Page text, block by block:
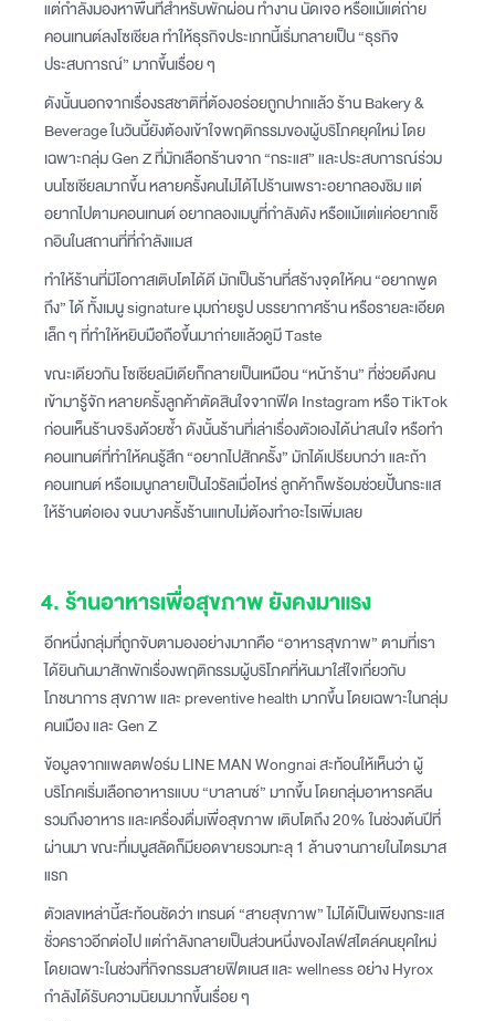
แต่กำลังมองหาพื้นที่สำหรับพักผ่อน ทำงาน นัดเจอ หรือแม้แต่ถ่าย
คอนเทนต์ลงโซเชียล ทำให้ธุรกิจประเภทนี้เริ่มกลายเป็น “ธุรกิจ
ประสบการณ์” มากขึ้นเรื่อย ๆ
ดังนั้นนอกจากเรื่องรสชาติที่ต้องอร่อยถูกปากแล้ว ร้าน Bakery &
Beverage ในวันนี้ยังต้องเข้าใจพฤติกรรมของผู้บริโภคยุคใหม่ โดย
เฉพาะกลุ่ม Gen Z ที่มักเลือกร้านจาก “กระแส” และประสบการณ์ร่วม
บนโซเชียลมากขึ้น หลายครั้งคนไม่ได้ไปร้านเพราะอยากลองชิม แต่
อยากไปตามคอนเทนต์ อยากลองเมนูที่กำลังดัง หรือแม้แต่แค่อยากเช็
กอินในสถานที่ที่กำลังแมส
ทำให้ร้านที่มีโอกาสเติบโตได้ดี มักเป็นร้านที่สร้างจุดให้คน “อยากพูด
ถึง” ได้ ทั้งเมนู signature มุมถ่ายรูป บรรยากาศร้าน หรือรายละเอียด
เล็ก ๆ ที่ทำให้หยิบมือถือขึ้นมาถ่ายแล้วดูมี Taste
ขณะเดียวกัน โซเชียลมีเดียก็กลายเป็นเหมือน “หน้าร้าน” ที่ช่วยดึงคน
เข้ามารู้จัก หลายครั้งลูกค้าตัดสินใจจากฟีด Instagram หรือ TikTok
ก่อนเห็นร้านจริงด้วยซ้ำ ดังนั้นร้านที่เล่าเรื่องตัวเองได้น่าสนใจ หรือทำ
คอนเทนต์ที่ทำให้คนรู้สึก “อยากไปสักครั้ง” มักได้เปรียบกว่า และถ้า
คอนเทนต์ หรือเมนูกลายเป็นไวรัลเมื่อไหร่ ลูกค้าก็พร้อมช่วยปั้นกระแส
ให้ร้านต่อเอง จนบางครั้งร้านแทบไม่ต้องทำอะไรเพิ่มเลย
4. ร้านอาหารเพื่อสุขภาพ ยังคงมาแรง
อีกหนึ่งกลุ่มที่ถูกจับตามองอย่างมากคือ “อาหารสุขภาพ” ตามที่เรา
ได้ยินกันมาสักพักเรื่องพฤติกรรมผู้บริโภคที่หันมาใส่ใจเกี่ยวกับ
โภชนาการ สุขภาพ และ preventive health มากขึ้น โดยเฉพาะในกลุ่ม
คนเมือง และ Gen Z
ข้อมูลจากแพลตฟอร์ม LINE MAN Wongnai สะท้อนให้เห็นว่า ผู้
บริโภคเริ่มเลือกอาหารแบบ “บาลานซ์” มากขึ้น โดยกลุ่มอาหารคลีน
รวมถึงอาหาร และเครื่องดื่มเพื่อสุขภาพ เติบโตถึง 20% ในช่วงต้นปีที่
ผ่านมา ขณะที่เมนูสลัดก็มียอดขายรวมทะลุ 1 ล้านจานภายในไตรมาส
แรก
ตัวเลขเหล่านี้สะท้อนชัดว่า เทรนด์ “สายสุขภาพ” ไม่ได้เป็นเพียงกระแส
ชั่วคราวอีกต่อไป แต่กำลังกลายเป็นส่วนหนึ่งของไลฟ์สไตล์คนยุคใหม่
โดยเฉพาะในช่วงที่กิจกรรมสายฟิตเนส และ wellness อย่าง Hyrox
กำลังได้รับความนิยมมากขึ้นเรื่อย ๆ